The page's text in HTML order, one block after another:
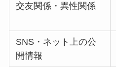
交友関係・異性関係
SNS・ネット上の公
開情報